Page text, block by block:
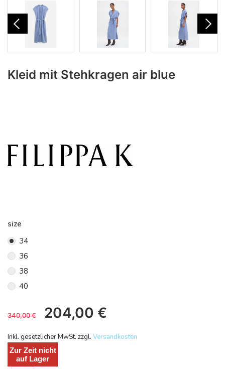
Kleid mit Stehkragen air blue
size
34
36
38
40
340,00€ 204,00 €
Inkl. gesetzlicher MwSt. zzgl. Versandkosten
Zur Zeit nicht
auf Lager